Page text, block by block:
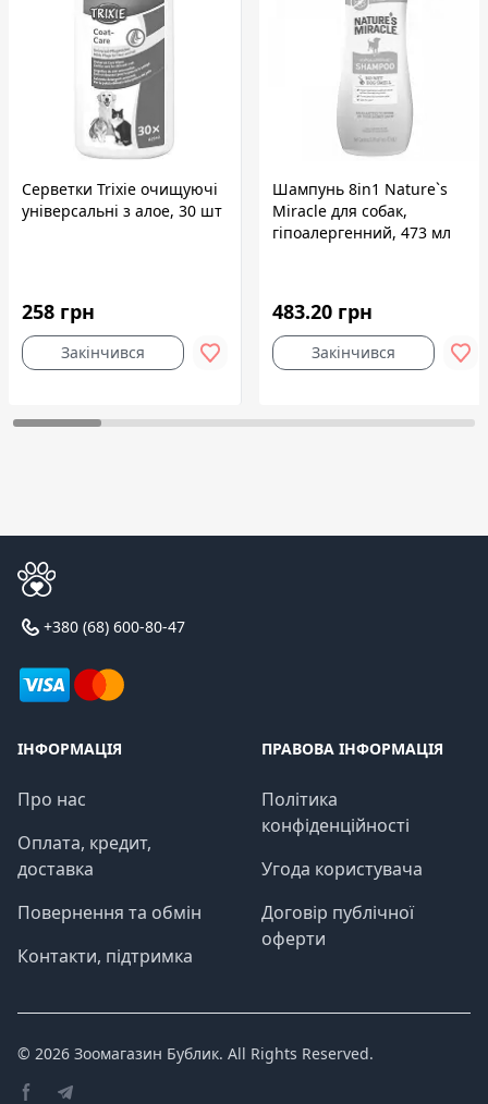
Серветки Trixie очищуючі
універсальні з алое, 30 шт
258 грн
Закінчився
Шампунь 8in1 Nature`s
Miracle для собак,
гіпоалергенний, 473 мл
483.20 грн
Закінчився
+380 (68) 600-80-47
ІНФОРМАЦІЯ
Про нас
Оплата, кредит,
доставка
Повернення та обмін
Контакти, підтримка
ПРАВОВА ІНФОРМАЦІЯ
Політика
конфіденційності
Угода користувача
Договір публічної
оферти
© 2026 Зоомагазин Бублик. All Rights Reserved.